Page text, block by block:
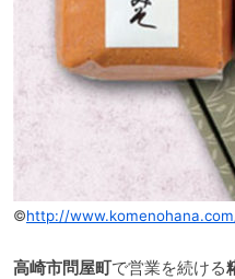
©http://
高崎市問屋町で営業を続ける